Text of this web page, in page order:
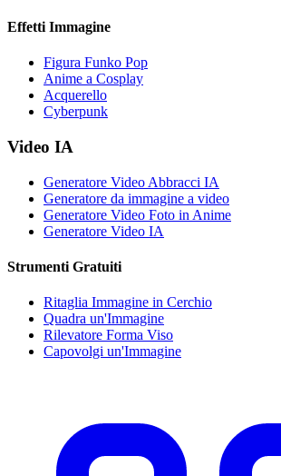
Effetti Immagine
Figura Funko Pop
Anime a Cosplay
Acquerello
Cyberpunk
Video IA
Generatore Video Abbracci IA
Generatore da immagine a video
Generatore Video Foto in Anime
Generatore Video IA
Strumenti Gratuiti
Ritaglia Immagine in Cerchio
Quadra un'Immagine
Rilevatore Forma Viso
Capovolgi un'Immagine